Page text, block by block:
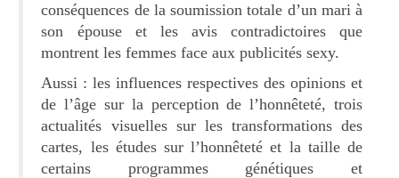
conséquences de la soumission totale d’un mari à
son épouse et les avis contradictoires que
montrent les femmes face aux publicités sexy.
Aussi : les influences respectives des opinions et
de l’âge sur la perception de l’honnêteté, trois
actualités visuelles sur les transformations des
cartes, les études sur l’honnêteté et la taille de
certains programmes génétiques et